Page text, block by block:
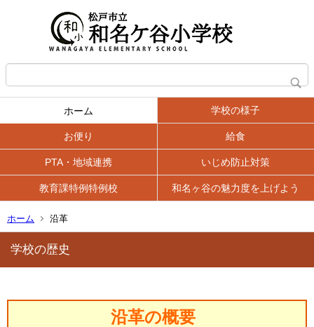
ホーム 学校の様子
お便り 給食
PTA・地域連携 いじめ防止対策
教育課特例特例校 和名ヶ谷の魅力度を上げよう
ホーム 沿革
学校の歴史
沿革の概要